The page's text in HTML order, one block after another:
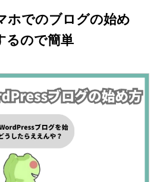
ホでのブログの始め
るので簡単